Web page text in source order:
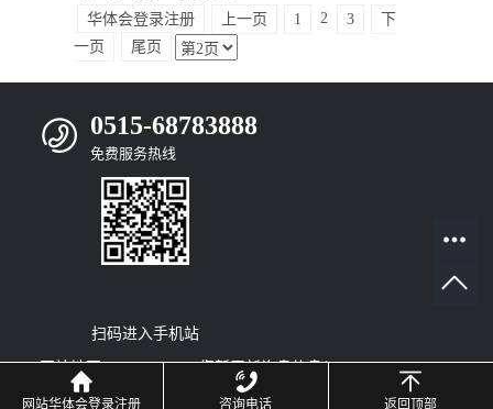
华体会登录注册
上一页 1 2 3
下
一页
尾页
0515-68783888
免费服务热线
扫码进入手机站
网站地图|RSS|XML|您暂无新询盘信息！© 2022
Copyright
网站华体会登录注册 咨询电话 返回顶部